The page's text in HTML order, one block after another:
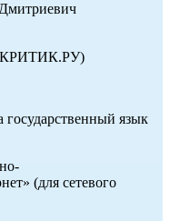
язык
(для сетевого